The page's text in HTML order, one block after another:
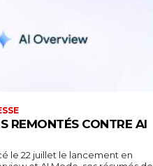
REMONTÉS CONTRE AI
le 22 juillet le lancement en